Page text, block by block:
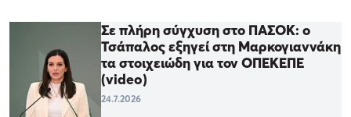
Σε πλήρη σύγχυση στο ΠΑΣΟΚ: ο
Τσάπαλος εξηγεί στη Μαρκογιαννάκη
τα στοιχειώδη για τον ΟΠΕΚΕΠΕ
(video)
24.7.2026